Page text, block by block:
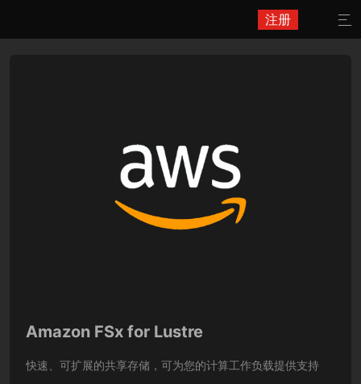
注册 
Amazon FSx for Lustre
快速、可扩展的共享存储，可为您的计算工作负载提供支持